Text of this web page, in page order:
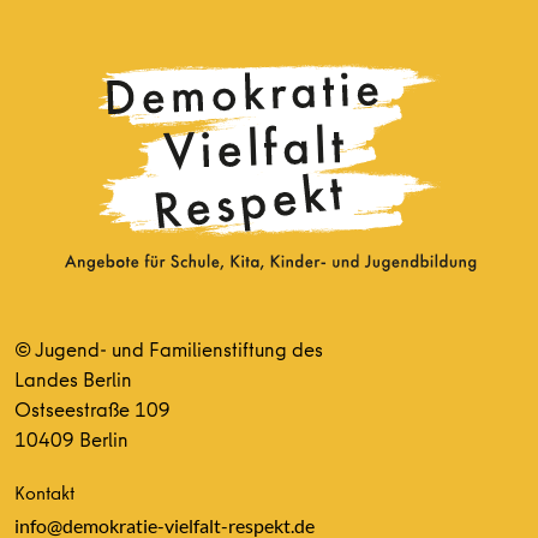
© Jugend- und Familienstiftung des
Landes Berlin
Ostseestraße 109
10409 Berlin
Kontakt
info@demokratie-vielfalt-respekt.de